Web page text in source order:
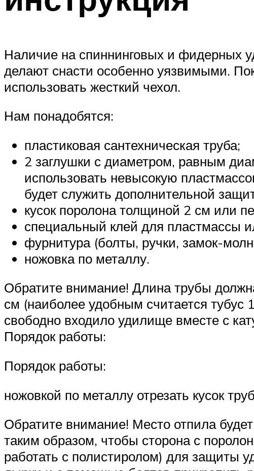
Наличие на спиннинговых и фидерных
делают снасти особенно уязвимыми.
использовать жесткий чехол.
Нам понадобятся:
пластиковая сантехническая труба;
2 заглушки с диаметром, равным
использовать невысокую
будет служить дополнительной
кусок поролона толщиной 2 см или
специальный клей для пластмассы
фурнитура (болты, ручки, замок-
ножовка по металлу.
Обратите внимание! Длина трубы
см (наиболее удобным считается
свободно входило удилище вместе с
Порядок работы:
Порядок работы:
ножовкой по металлу отрезать кусок
Обратите внимание! Место отпила
таким образом, чтобы сторона с
работать с полистиролом) для защиты